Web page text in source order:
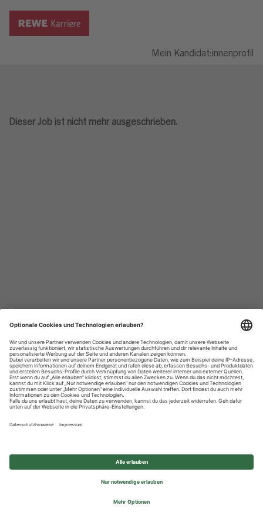
Mein Kandidat:innenprofil
Dieser Job ist nicht mehr ausgeschrieben.
Datenschutzhinweise
Impressum
Privatsphäre-Einstellungen
© 2026 REWE Group - All rights reserved